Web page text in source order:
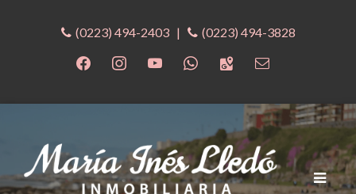
(0223) 494-2403| (0223) 494-3828